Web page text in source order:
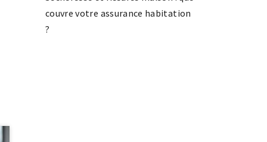
couvre votre assurance habitation
?